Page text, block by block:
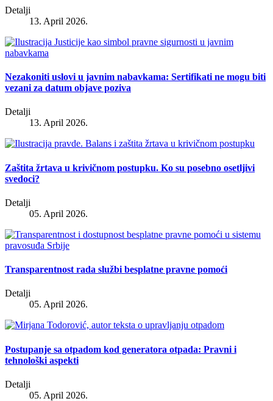
Detalji
13. April 2026.
Nezakoniti uslovi u javnim nabavkama: Sertifikati ne mogu biti
vezani za datum objave poziva
Detalji
13. April 2026.
Zaštita žrtava u krivičnom postupku. Ko su posebno osetljivi
svedoci?
Detalji
05. April 2026.
Transparentnost rada službi besplatne pravne pomoći
Detalji
05. April 2026.
Postupanje sa otpadom kod generatora otpada: Pravni i
tehnološki aspekti
Detalji
05. April 2026.